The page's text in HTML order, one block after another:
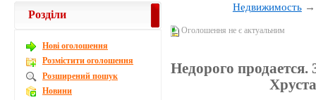
Недвижимость
Оголошення не є актуальним
Недорого
Розділи
Новi оголошення
Розмістити оголошення
Розширений пошук
Новини